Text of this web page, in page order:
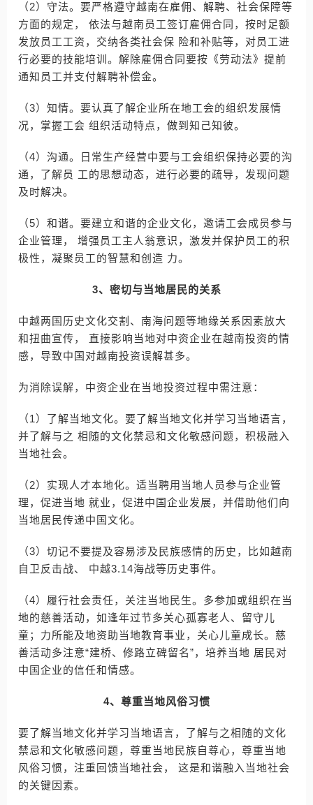
（2）守法。要严格遵守越南在雇佣、解聘、社会保障等
方面的规定， 依法与越南员工签订雇佣合同，按时足额
发放员工工资，交纳各类社会保 险和补贴等，对员工进
行必要的技能培训。解除雇佣合同要按《劳动法》提前
通知员工并支付解聘补偿金。
（3）知情。要认真了解企业所在地工会的组织发展情
况，掌握工会 组织活动特点，做到知己知彼。
（4）沟通。日常生产经营中要与工会组织保持必要的沟
通，了解员 工的思想动态，进行必要的疏导，发现问题
及时解决。
（5）和谐。要建立和谐的企业文化，邀请工会成员参与
企业管理， 增强员工主人翁意识，激发并保护员工的积
极性，凝聚员工的智慧和创造 力。
3、密切与当地居民的关系
中越两国历史文化交割、南海问题等地缘关系因素放大
和扭曲宣传， 直接影响当地对中资企业在越南投资的情
感，导致中国对越南投资误解甚多。
为消除误解，中资企业在当地投资过程中需注意：
（1）了解当地文化。要了解当地文化并学习当地语言，
并了解与之 相随的文化禁忌和文化敏感问题，积极融入
当地社会。
（2）实现人才本地化。适当聘用当地人员参与企业管
理，促进当地 就业，促进中国企业发展，并借助他们向
当地居民传递中国文化。
（3）切记不要提及容易涉及民族感情的历史，比如越南
自卫反击战、 中越3.14海战等历史事件。
（4）履行社会责任，关注当地民生。多参加或组织在当
地的慈善活动，如逢年过节多关心孤寡老人、留守儿
童；力所能及地资助当地教育事业，关心儿童成长。慈
善活动多注意“建桥、修路立碑留名”，培养当地 居民对
中国企业的信任和情感。
4、尊重当地风俗习惯
要了解当地文化并学习当地语言，了解与之相随的文化
禁忌和文化敏感问题，尊重当地民族自尊心，尊重当地
风俗习惯，注重回馈当地社会， 这是和谐融入当地社会
的关键因素。